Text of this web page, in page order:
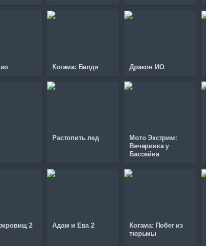
Когама: Балди Дракон ИО
Растопить лед
Мото Экстрим:
Вечеринка у
Бассейна
2
Адам и Ева 2
Когама: Побег из
тюрьмы